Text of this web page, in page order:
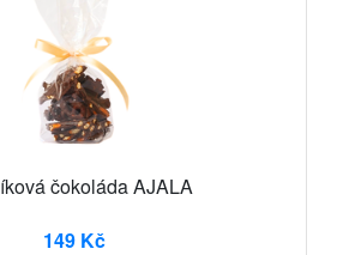
čokoláda AJALA
149 Kč